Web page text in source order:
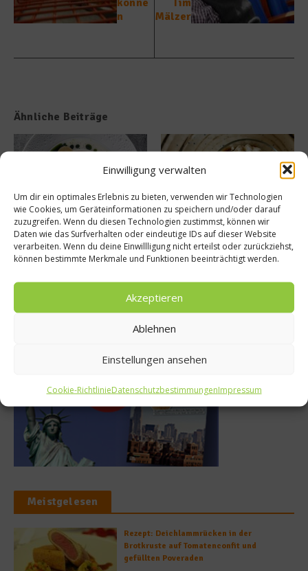
Einwilligung verwalten
Um dir ein optimales Erlebnis zu bieten, verwenden wir Technologien
wie Cookies, um Geräteinformationen zu speichern und/oder darauf
zuzugreifen. Wenn du diesen Technologien zustimmst, können wir
Daten wie das Surfverhalten oder eindeutige IDs auf dieser Website
verarbeiten. Wenn du deine Einwillligung nicht erteilst oder zurückziehst,
können bestimmte Merkmale und Funktionen beeinträchtigt werden.
Akzeptieren
Ablehnen
Einstellungen ansehen
Cookie-RichtlinieDatenschutzbestimmungenImpressum
n
Mälzer
Ähnliche Beiträge
Tellersülze – Ein Rezept von
Spitzenkoch Jan Hartwig-
14. März 2026
Süße Erinnerung an Teneriffa:
Das Rezept für Polvito
Uruguayo
Meistgelesen
Rezept: Deichlammrücken in der
Brotkruste auf Tomatenconfit und
gefüllten Poveraden